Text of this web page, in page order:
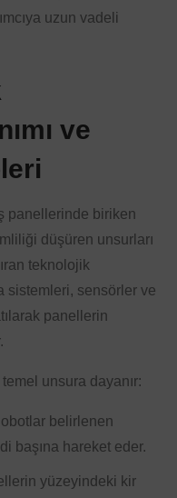
uzun vadeli
ve
panellerinde biriken
düşüren unsurları
teknolojik
sistemleri, sensörler ve
panellerin
unsura dayanır:
belirlenen
başına hareket eder.
yüzeyindeki kir